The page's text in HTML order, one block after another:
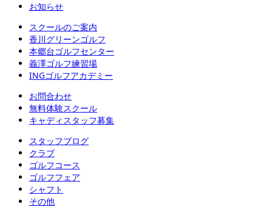
お知らせ
スクールのご案内
香川グリーンゴルフ
本郷台ゴルフセンター
義澤ゴルフ練習場
INGゴルフアカデミー
お問合わせ
無料体験スクール
キャディスタッフ募集
スタッフブログ
クラブ
ゴルフコース
ゴルフフェア
シャフト
その他